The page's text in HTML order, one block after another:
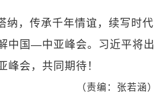
纳，传承千年情谊，续写时代
中国—中亚峰会。习近平将出
会，共同期待！
（责编：张若涵）